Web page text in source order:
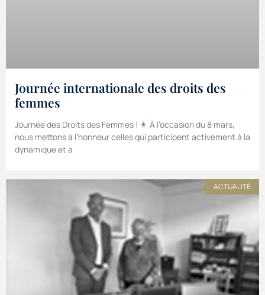
Journée internationale des droits des
femmes
Journée des Droits des Femmes ! 👩 À l’occasion du 8 mars,
nous mettons à l’honneur celles qui participent activement à la
dynamique et à
ACTUALITÉ